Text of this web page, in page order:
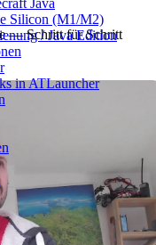
Java
Silicon (M1/M2)
/ Java Edition
in ATLauncher
— Schritt für Schritt